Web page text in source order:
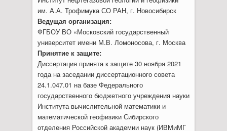
им. А.А. Трофимука СО РАН, г. Новосибирск
Ведущая организация:
ФГБОУ ВО «Московский государственный
университет имени М.В. Ломоносова, г. Москва
Принятие к защите:
Диссертация принята к защите 30 ноября 2021
года на заседании диссертационного совета
24.1.047.01 на базе Федерального
государственного бюджетного учреждения науки
Института вычислительной математики и
математической геофизики Сибирского
отделения Российской академии наук (ИВМиМГ